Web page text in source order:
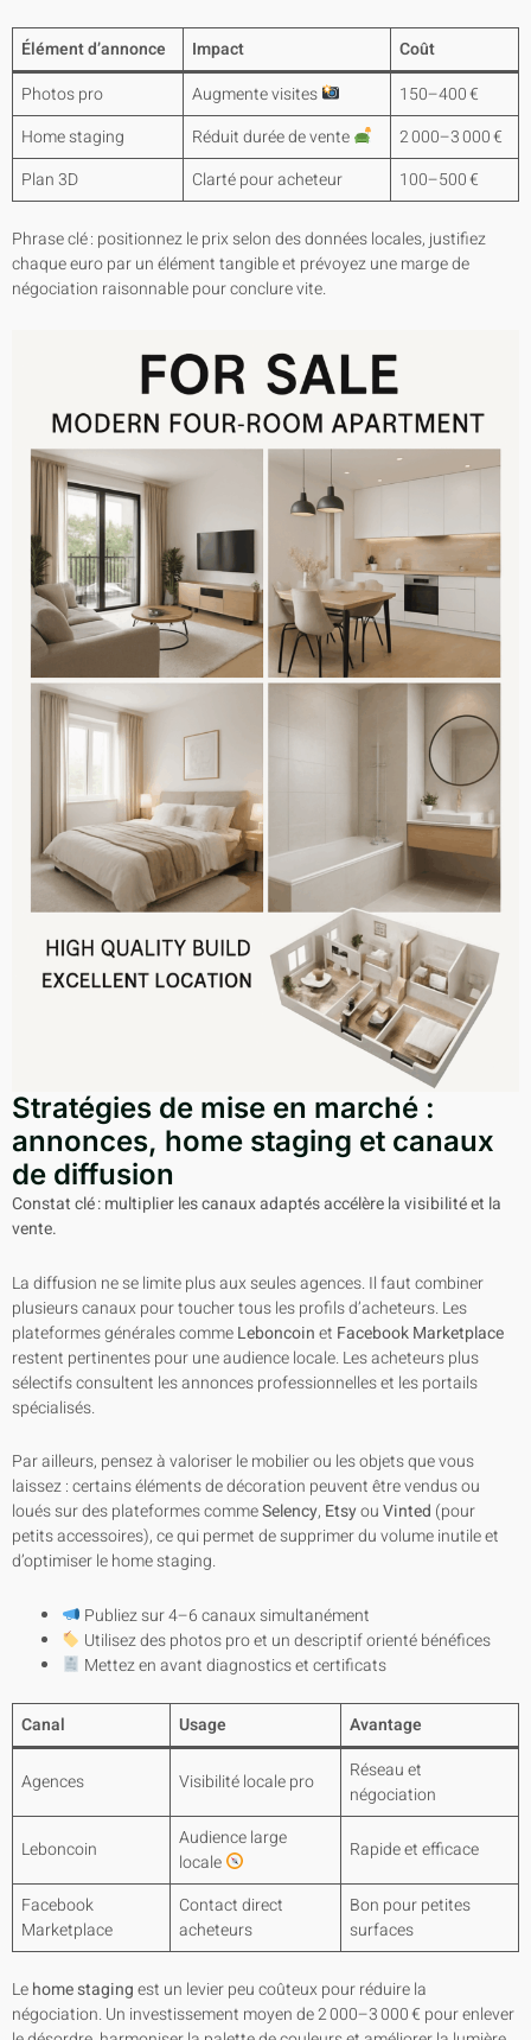
Élément d’annonce Impact
Coût
Photos pro
Augmente visites
150–400 €
Home staging
Réduit durée de vente
2 000–3 000 €
Plan 3D
Clarté pour acheteur 100–500 €
Phrase clé : positionnez le prix selon des données locales, justifiez
chaque euro par un élément tangible et prévoyez une marge de
négociation raisonnable pour conclure vite.
Stratégies de mise en marché :
annonces, home staging et canaux
de diffusion
Constat clé : multiplier les canaux adaptés accélère la visibilité et la
vente.
La diffusion ne se limite plus aux seules agences. Il faut combiner
plusieurs canaux pour toucher tous les profils d’acheteurs. Les
plateformes générales commeLeboncoinet Facebook Marketplace
restent pertinentes pour une audience locale. Les acheteurs plus
sélectifs consultent les annonces professionnelles et les portails
spécialisés.
Par ailleurs, pensez à valoriser le mobilier ou les objets que vous
laissez : certains éléments de décoration peuvent être vendus ou
loués sur des plateformes commeSelency, EtsyouVinted (pour
petits accessoires), ce qui permet de supprimer du volume inutile et
d’optimiser le home staging.
Publiez sur 4–6 canaux simultanément
Utilisez des photos pro et un descriptif orienté bénéfices
Mettez en avant diagnostics et certificats
Canal Usage Avantage
Agences Visibilité locale pro
Réseau et
négociation
Leboncoin
Audience large
locale
Rapide et efficace
Facebook
Marketplace
Contact direct
acheteurs
Bon pour petites
surfaces
Lehome stagingest un levier peu coûteux pour réduire la
négociation. Un investissement moyen de 2 000–3 000 € pour enlever